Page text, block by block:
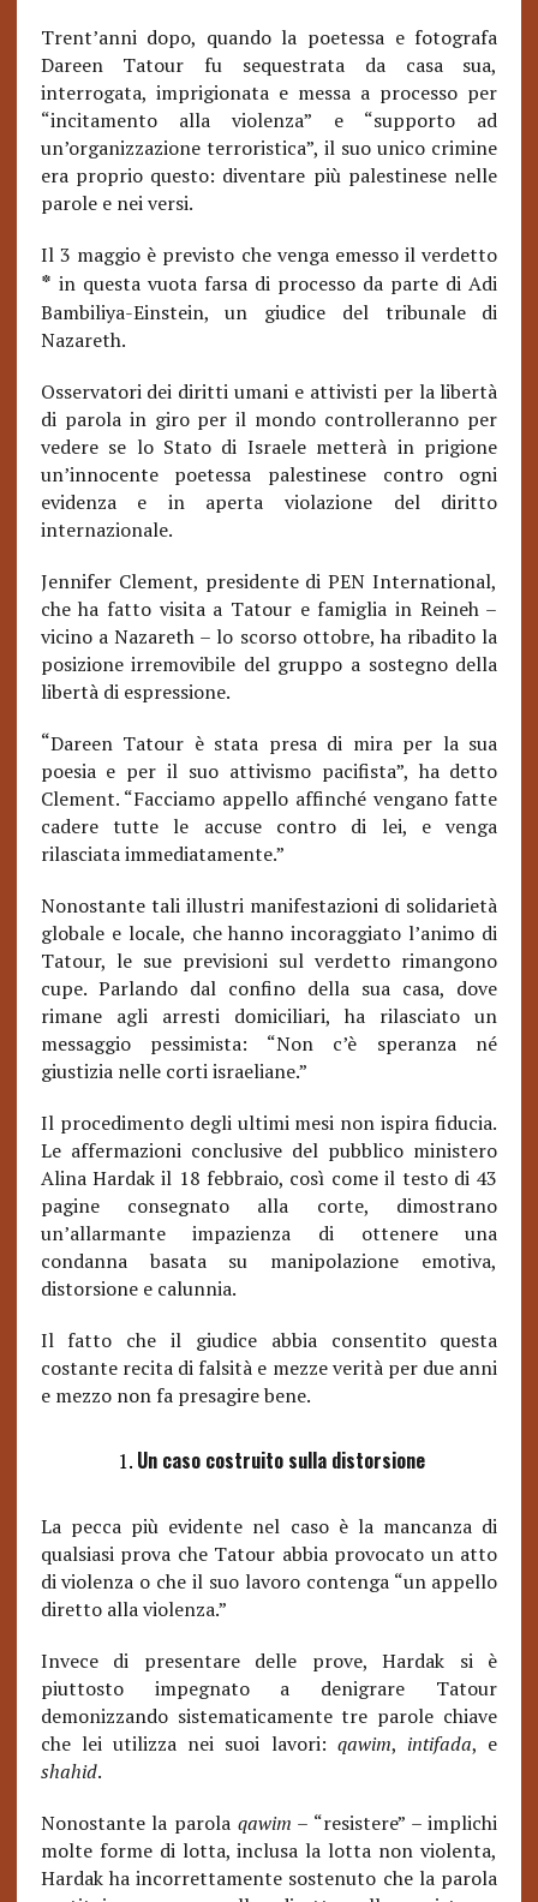
Trent’anni dopo, quando la poetessa e fotografa
Dareen Tatour fu sequestrata da casa sua,
interrogata, imprigionata e messa a processo per
“incitamento alla violenza” e “supporto ad
un’organizzazione terroristica”, il suo unico crimine
era proprio questo: diventare più palestinese nelle
parole e nei versi.
Il 3 maggio è previsto che venga emessoil verdetto
* in questa vuota farsa di processo da parte di Adi
Bambiliya-Einstein, un giudice del tribunale di
Nazareth.
Osservatori dei diritti umani e attivisti per la libertà
di parola in giro per il mondo controlleranno per
vedere se lo Stato di Israele metterà in prigione
un’innocente poetessa palestinese contro ogni
evidenza e in aperta violazione del diritto
internazionale.
Jennifer Clement, presidente di PEN International,
che ha fatto visita a Tatour e famiglia in Reineh –
vicino a Nazareth – lo scorso ottobre, ha ribadito la
posizione irremovibile del gruppo a sostegno della
libertà di espressione.
“Dareen Tatour è stata presa di mira per la sua
poesia e per il suo attivismo pacifista”, ha detto
Clement. “Facciamo appello affinché vengano fatte
cadere tutte le accuse contro di lei, e venga
rilasciata immediatamente.”
Nonostante tali illustri manifestazioni di solidarietà
globale e locale, che hanno incoraggiato l’animo di
Tatour, le sue previsioni sul verdetto rimangono
cupe. Parlando dal confino della sua casa, dove
rimane agli arresti domiciliari, ha rilasciato un
messaggio pessimista: “Non c’è speranza né
giustizia nelle corti israeliane.”
Il procedimento degli ultimi mesi non ispira fiducia.
Le affermazioni conclusive del pubblico ministero
Alina Hardak il 18 febbraio, così come il testo di 43
pagine consegnato alla corte, dimostrano
un’allarmante impazienza di ottenere una
condanna basata su manipolazione emotiva,
distorsione e calunnia.
Il fatto che il giudice abbia consentito questa
costante recita di falsità e mezze verità per due anni
e mezzo non fa presagire bene.
Un caso costruito sulla distorsione
La pecca più evidente nel caso è la mancanza di
qualsiasi prova che Tatour abbia provocato un atto
di violenza o che il suo lavoro contenga “un appello
diretto alla violenza.”
Invece di presentare delle prove, Hardak si è
piuttosto impegnato a denigrare Tatour
demonizzando sistematicamente tre parole chiave
che lei utilizza nei suoi lavori: qawim, intifada, e
shahid.
Nonostante la parola qawim – “resistere” – implichi
molte forme di lotta, inclusa la lotta non violenta,
Hardak ha incorrettamente sostenuto che la parola